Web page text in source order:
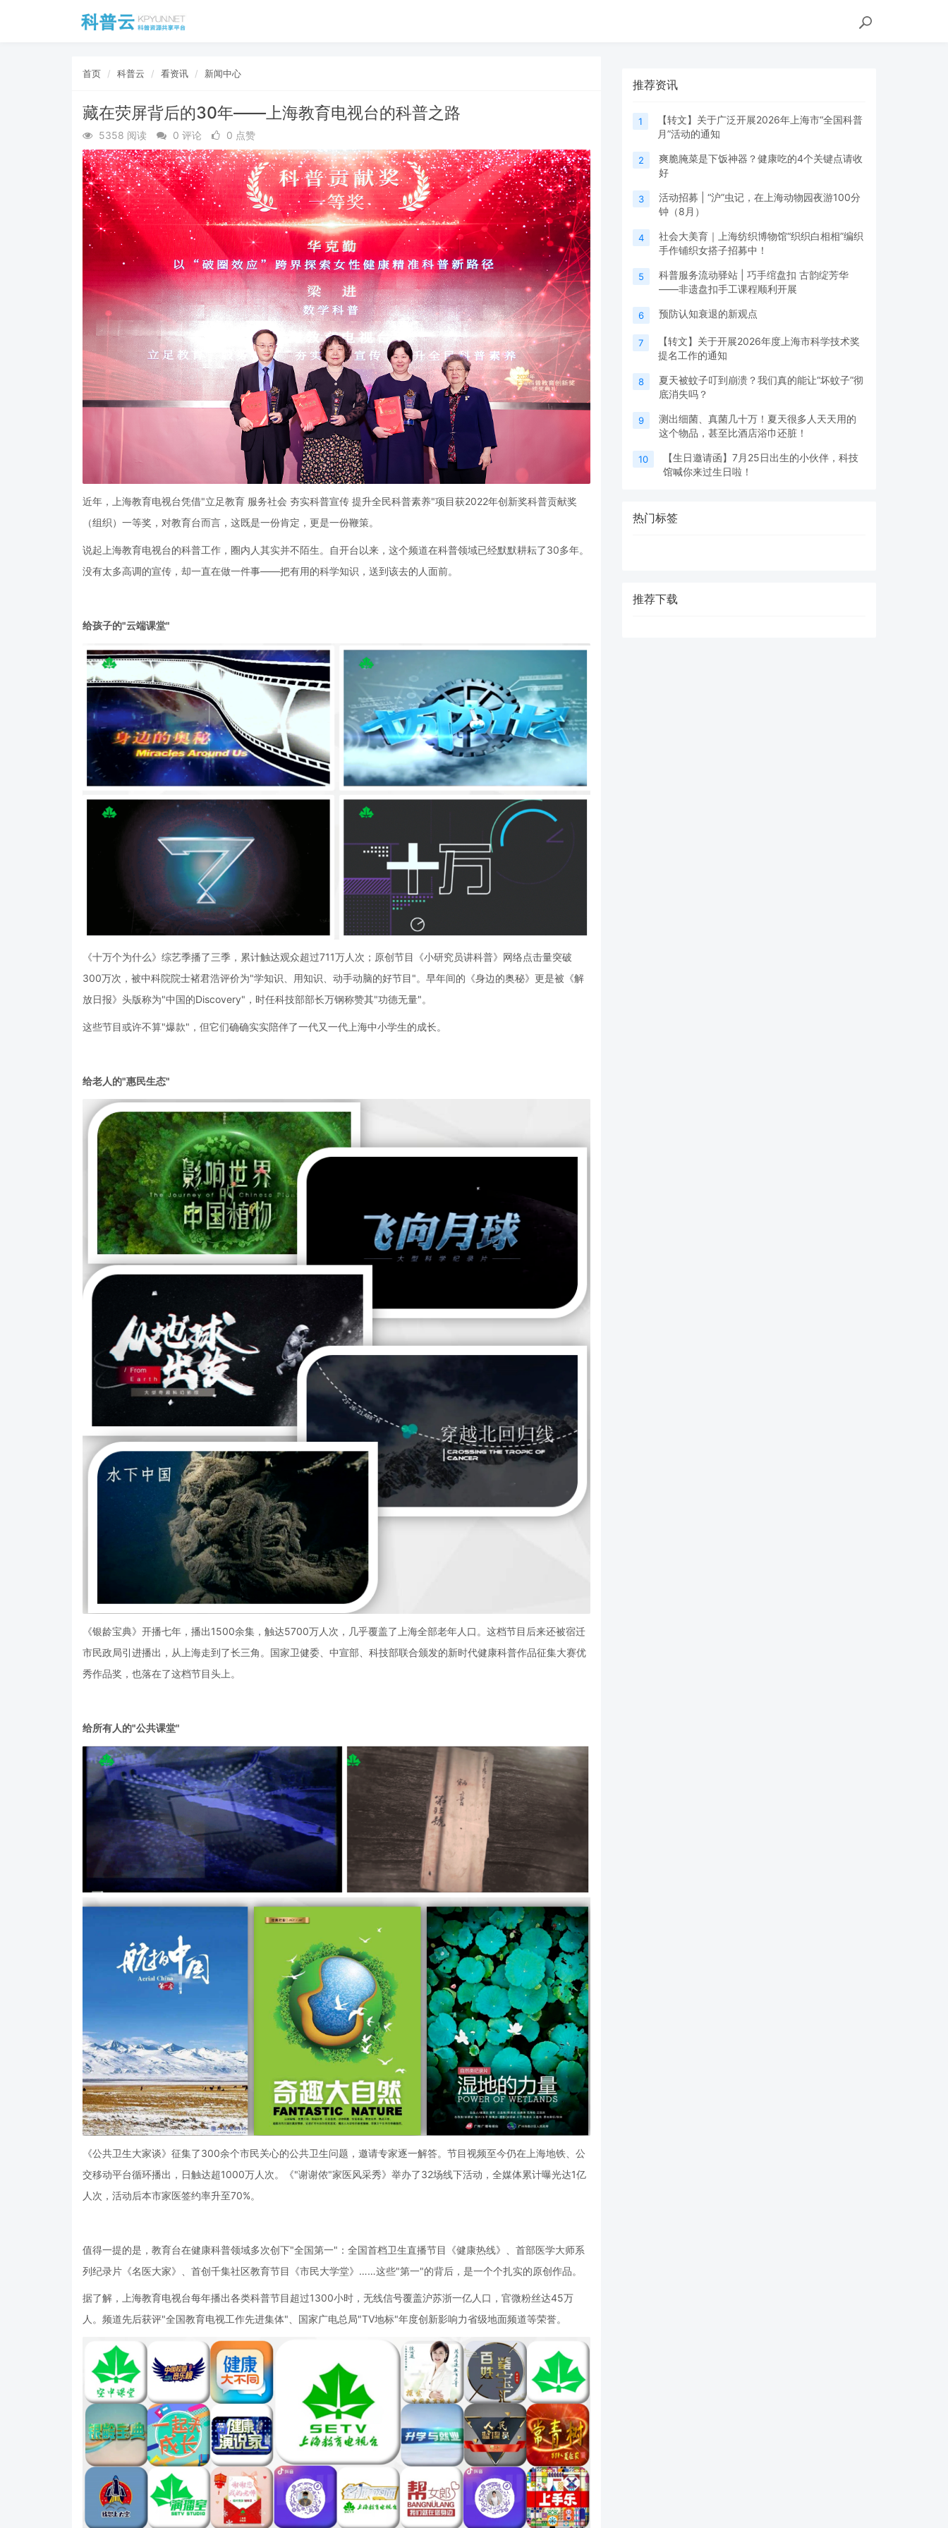
首页 科普云 看资讯 新闻中心
藏在荧屏背后的30年——上海教育电视台的科普之路
5358 阅读 0 评论 0 点赞
近年，上海教育电视台凭借"立足教育 服务社会 夯实科普宣传 提升全民科普素养"项目获2022年创新奖科普贡献奖
（组织）一等奖，对教育台而言，这既是一份肯定，更是一份鞭策。
说起上海教育电视台的科普工作，圈内人其实并不陌生。自开台以来，这个频道在科普领域已经默默耕耘了30多年。
没有太多高调的宣传，却一直在做一件事——把有用的科学知识，送到该去的人面前。
给孩子的"云端课堂"
《十万个为什么》综艺季播了三季，累计触达观众超过711万人次；原创节目《小研究员讲科普》网络点击量突破
300万次，被中科院院士褚君浩评价为"学知识、用知识、动手动脑的好节目"。早年间的《身边的奥秘》更是被《解
放日报》头版称为"中国的Discovery"，时任科技部部长万钢称赞其"功德无量"。
这些节目或许不算"爆款"，但它们确确实实陪伴了一代又一代上海中小学生的成长。
给老人的"惠民生态"
《银龄宝典》开播七年，播出1500余集，触达5700万人次，几乎覆盖了上海全部老年人口。这档节目后来还被宿迁
市民政局引进播出，从上海走到了长三角。国家卫健委、中宣部、科技部联合颁发的新时代健康科普作品征集大赛优
秀作品奖，也落在了这档节目头上。
给所有人的"公共课堂"
《公共卫生大家谈》征集了300余个市民关心的公共卫生问题，邀请专家逐一解答。节目视频至今仍在上海地铁、公
交移动平台循环播出，日触达超1000万人次。《"谢谢侬"家医风采秀》举办了32场线下活动，全媒体累计曝光达1亿
人次，活动后本市家医签约率升至70%。
值得一提的是，教育台在健康科普领域多次创下"全国第一"：全国首档卫生直播节目《健康热线》、首部医学大师系
列纪录片《名医大家》、首创千集社区教育节目《市民大学堂》……这些"第一"的背后，是一个个扎实的原创作品。
据了解，上海教育电视台每年播出各类科普节目超过1300小时，无线信号覆盖沪苏浙一亿人口，官微粉丝达45万
人。频道先后获评"全国教育电视工作先进集体"、国家广电总局"TV地标"年度创新影响力省级地面频道等荣誉。
推荐资讯
1
【转文】关于广泛开展2026年上海市“全国科普
月”活动的通知
2
爽脆腌菜是下饭神器？健康吃的4个关键点请收
好
3
活动招募 | “沪”虫记，在上海动物园夜游100分
钟（8月）
4
社会大美育｜上海纺织博物馆“织织白相相”编织
手作铺织女搭子招募中！
5
科普服务流动驿站 | 巧手绾盘扣 古韵绽芳华
——非遗盘扣手工课程顺利开展
6 预防认知衰退的新观点
7
【转文】关于开展2026年度上海市科学技术奖
提名工作的通知
8
夏天被蚊子叮到崩溃？我们真的能让“坏蚊子”彻
底消失吗？
9
测出细菌、真菌几十万！夏天很多人天天用的
这个物品，甚至比酒店浴巾还脏！
10
【生日邀请函】7月25日出生的小伙伴，科技
馆喊你来过生日啦！
热门标签
推荐下载